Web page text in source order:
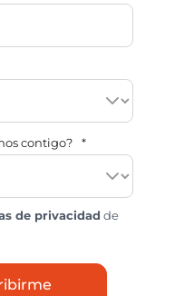
contigo? *
de privacidad de